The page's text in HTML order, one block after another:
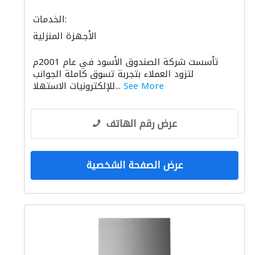
الخدمات:
الأجهزة المنزلية
تأسست شركة الصندوق الأسود في عام 2001م
لتزود العملاء بتجربة تسوق كاملة الجوانب
للإلكترونيات الاستهلا... See More
عرض رقم الهاتف
عرض الصفحة الشخصية